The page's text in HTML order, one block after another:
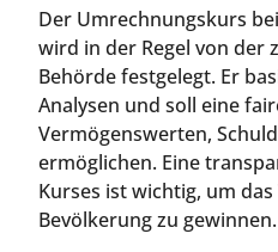
Der Umrechnungskurs
wird in der Regel von der
Behörde festgelegt. Er
Analysen und soll eine
Vermögenswerten,
ermöglichen. Eine
Kurses ist wichtig, um
Bevölkerung zu gewinnen.